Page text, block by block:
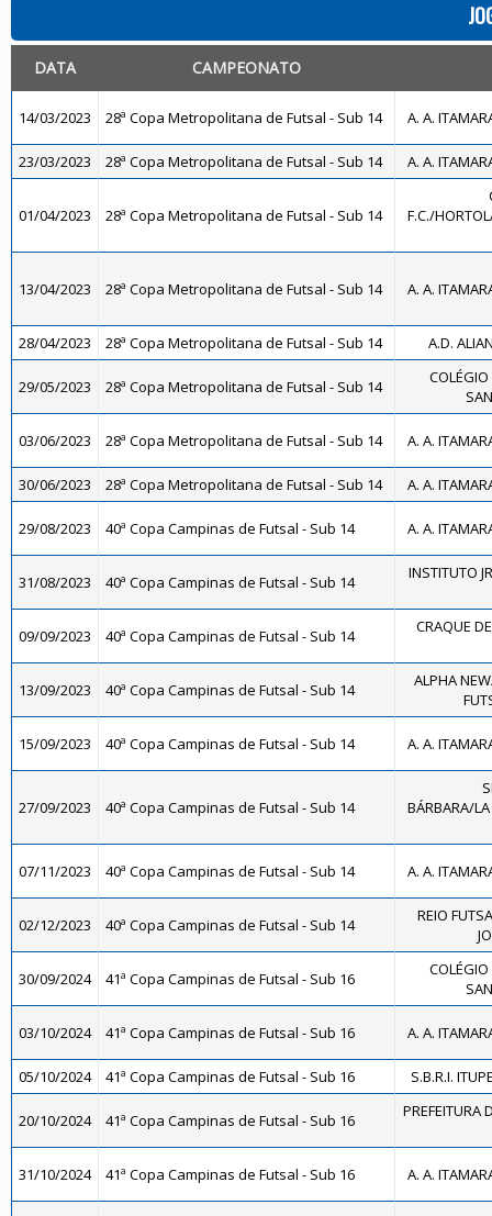
DATA CAMPEONATO
14/03/2023 28ª Copa Metropolitana de Futsal - Sub 14 A. A.
23/03/2023 28ª Copa Metropolitana de Futsal - Sub 14 A. A.
01/04/2023 28ª Copa Metropolitana de Futsal - Sub 14
F.C./
13/04/2023 28ª Copa Metropolitana de Futsal - Sub 14 A. A.
28/04/2023 28ª Copa Metropolitana de Futsal - Sub 14 A.D.
29/05/2023 28ª Copa Metropolitana de Futsal - Sub 14
COLÉGIO
03/06/2023 28ª Copa Metropolitana de Futsal - Sub 14 A. A.
30/06/2023 28ª Copa Metropolitana de Futsal - Sub 14 A. A.
29/08/2023 40ª Copa Campinas de Futsal - Sub 14 A. A.
31/08/2023 40ª Copa Campinas de Futsal - Sub 14 INSTITUTO
09/09/2023 40ª Copa Campinas de Futsal - Sub 14 CRAQUE
13/09/2023 40ª Copa Campinas de Futsal - Sub 14
ALPHA
15/09/2023 40ª Copa Campinas de Futsal - Sub 14 A. A.
27/09/2023 40ª Copa Campinas de Futsal - Sub 14
BÁRBARA/
07/11/2023 40ª Copa Campinas de Futsal - Sub 14 A. A.
02/12/2023 40ª Copa Campinas de Futsal - Sub 14
REIO
30/09/2024 41ª Copa Campinas de Futsal - Sub 16
COLÉGIO
03/10/2024 41ª Copa Campinas de Futsal - Sub 16 A. A.
05/10/2024 41ª Copa Campinas de Futsal - Sub 16 S.B.R.I.
20/10/2024 41ª Copa Campinas de Futsal - Sub 16 PREFEITURA
31/10/2024 41ª Copa Campinas de Futsal - Sub 16 A. A.